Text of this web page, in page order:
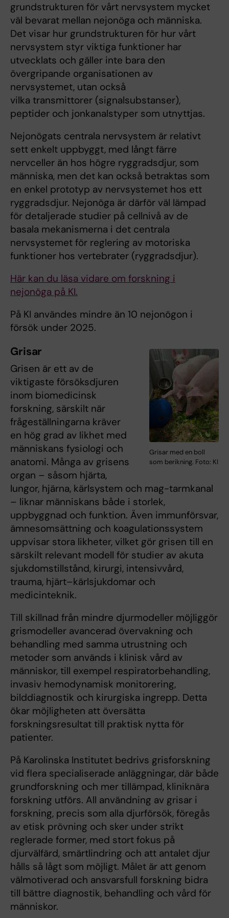
grundstrukturen för vårt nervsystem mycket
väl bevarat mellan nejonöga och människa.
Det visar hur grundstrukturen för hur vårt
nervsystem styr viktiga funktioner har
utvecklats och gäller inte bara den
övergripande organisationen av
nervsystemet, utan också
vilka transmittorer (signalsubstanser),
peptider och jonkanalstyper som utnyttjas.
Nejonögats centrala nervsystem är relativt
sett enkelt uppbyggt, med långt färre
nervceller än hos högre ryggradsdjur, som
människa, men det kan också betraktas som
en enkel prototyp av nervsystemet hos ett
ryggradsdjur. Nejonöga är därför väl lämpad
för detaljerade studier på cellnivå av de
basala mekanismerna i det centrala
nervsystemet för reglering av motoriska
funktioner hos vertebrater (ryggradsdjur).
Här kan du läsa vidare om forskning i
nejonöga på KI.
På KI användes mindre än 10 nejonögon i
försök under 2025.
Grisar med en boll
som berikning. Foto: KI
Grisar
Grisen är ett av de
viktigaste försöksdjuren
inom biomedicinsk
forskning, särskilt när
frågeställningarna kräver
en hög grad av likhet med
människans fysiologi och
anatomi. Många av grisens
organ – såsom hjärta,
lungor, hjärna, kärlsystem och mag-tarmkanal
– liknar människans både i storlek,
uppbyggnad och funktion. Även immunförsvar,
ämnesomsättning och koagulationssystem
uppvisar stora likheter, vilket gör grisen till en
särskilt relevant modell för studier av akuta
sjukdomstillstånd, kirurgi, intensivvård,
trauma, hjärt–kärlsjukdomar och
medicinteknik.
Till skillnad från mindre djurmodeller möjliggör
grismodeller avancerad övervakning och
behandling med samma utrustning och
metoder som används i klinisk vård av
människor, till exempel respiratorbehandling,
invasiv hemodynamisk monitorering,
bilddiagnostik och kirurgiska ingrepp. Detta
ökar möjligheten att översätta
forskningsresultat till praktisk nytta för
patienter.
På Karolinska Institutet bedrivs grisforskning
vid flera specialiserade anläggningar, där både
grundforskning och mer tillämpad, kliniknära
forskning utförs. All användning av grisar i
forskning, precis som alla djurförsök, föregås
av etisk prövning och sker under strikt
reglerade former, med stort fokus på
djurvälfärd, smärtlindring och att antalet djur
hålls så lågt som möjligt. Målet är att genom
välmotiverad och ansvarsfull forskning bidra
till bättre diagnostik, behandling och vård för
människor.